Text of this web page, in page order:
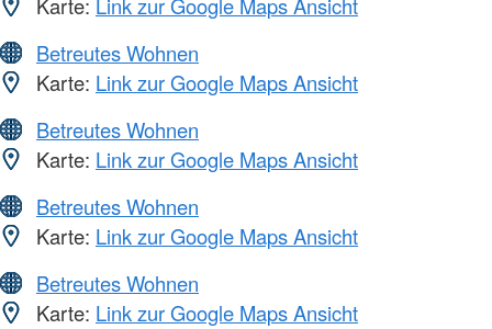
Karte: Link zur Google Maps Ansicht
Betreutes Wohnen
Karte: Link zur Google Maps Ansicht
Betreutes Wohnen
Karte: Link zur Google Maps Ansicht
Betreutes Wohnen
Karte: Link zur Google Maps Ansicht
Betreutes Wohnen
Karte: Link zur Google Maps Ansicht